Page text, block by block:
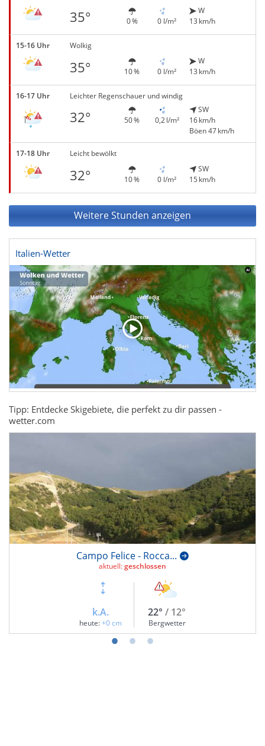
35° 0 % 0 l/m²
W
13 km/h
15-16 Uhr Wolkig
35° 10 % 0 l/m²
W
13 km/h
16-17 Uhr Leichter Regenschauer und windig
32° 50 % 0,2 l/m²
SW
16 km/h
Böen 47 km/h
17-18 Uhr Leicht bewölkt
32° 10 % 0 l/m²
SW
15 km/h
Weitere Stunden anzeigen
Italien-Wetter
Tipp: Entdecke Skigebiete, die perfekt zu dir passen -
wetter.com
Campo Felice - Rocca...
aktuell:geschlossen
k.A.
heute:+0 cm
22° / 12°
Bergwetter